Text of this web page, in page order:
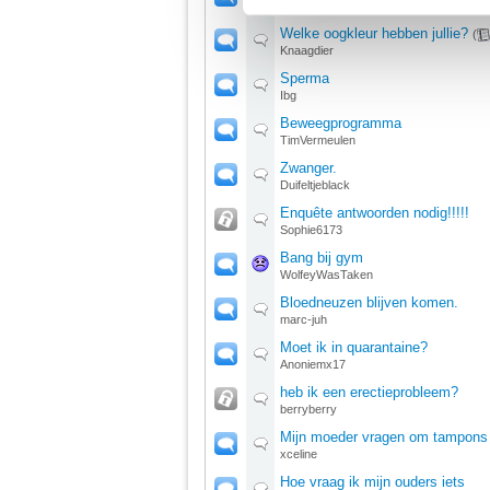
We werken samen met67
Welke oogkleur hebben jullie? (
Knaagdier
Sperma
Ibg
Beweegprogramma
TimVermeulen
Zwanger.
Duifeltjeblack
Enquête antwoorden nodig!!!!!
Sophie6173
Bang bij gym
WolfeyWasTaken
Bloedneuzen blijven komen.
marc-juh
Moet ik in quarantaine?
Anoniemx17
heb ik een erectieprobleem?
berryberry
Mijn moeder vragen om
xceline
Hoe vraag ik mijn ouders iets